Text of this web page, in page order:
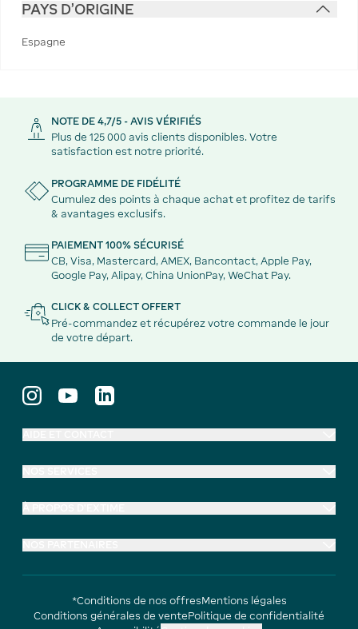
PAYS D'ORIGINE
Espagne
NOTE DE 4,7/5 - AVIS VÉRIFIÉS
Plus de 125 000 avis clients disponibles. Votre
satisfaction est notre priorité.
PROGRAMME DE FIDÉLITÉ
Cumulez des points à chaque achat et profitez de tarifs
& avantages exclusifs.
PAIEMENT 100% SÉCURISÉ
CB, Visa, Mastercard, AMEX, Bancontact, Apple Pay,
Google Pay, Alipay, China UnionPay, WeChat Pay.
CLICK & COLLECT OFFERT
Pré-commandez et récupérez votre commande le jour
de votre départ.
*Conditions de nos offresMentions légales
Conditions générales de ventePolitique de confidentialité